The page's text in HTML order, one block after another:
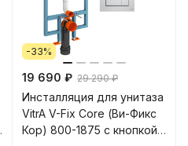
-33%
19 690 ₽ 29 290 ₽
Инсталляция для унитаза
VitrA V-Fix Core (Ви-Фикс
Кор) 800-1875 с кнопкой